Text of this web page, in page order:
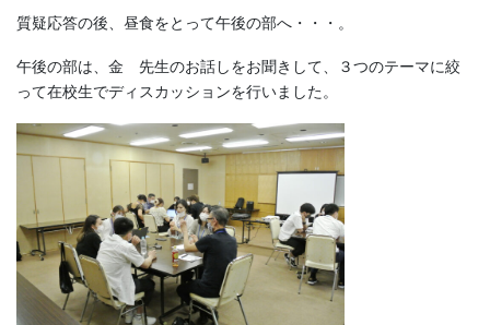
質疑応答の後、昼食をとって午後の部へ・・・。
午後の部は、金 先生のお話しをお聞きして、３つのテーマに絞
って在校生でディスカッションを行いました。